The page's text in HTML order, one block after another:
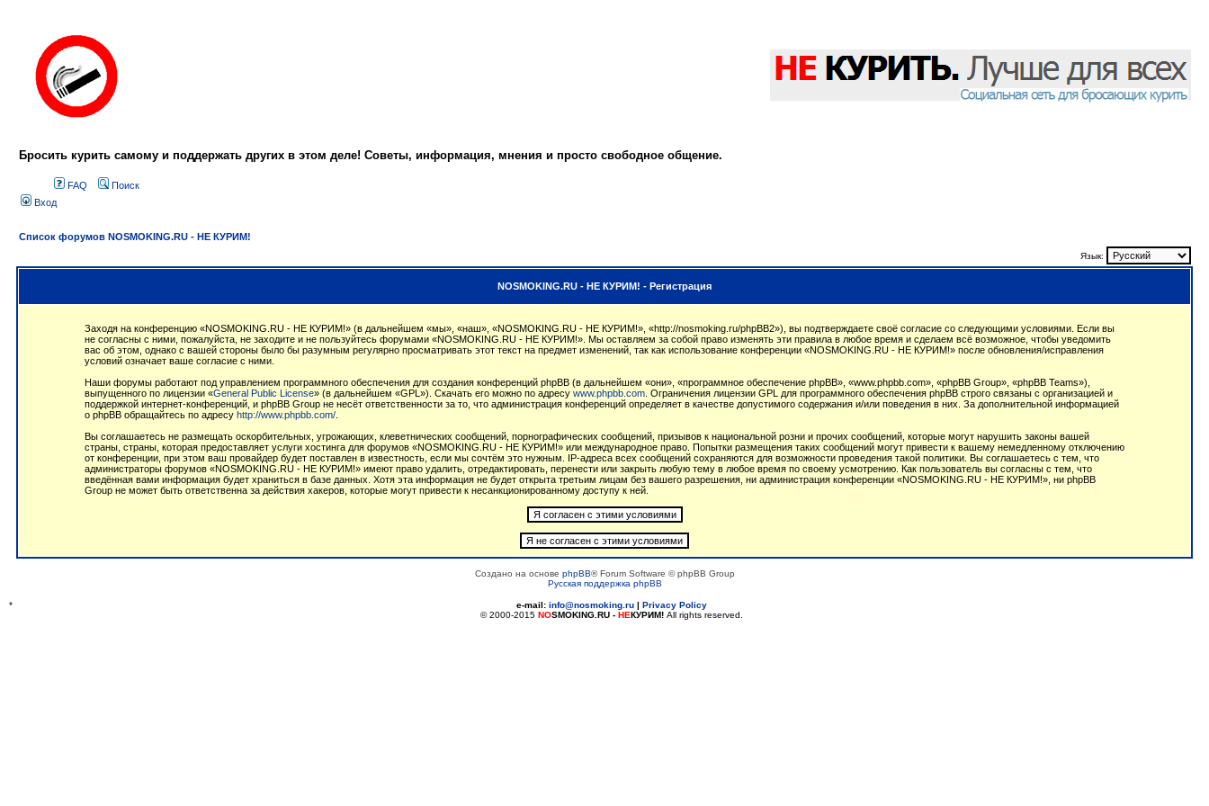
Бросить курить самому и поддержать других в этом деле! Советы, информация, мнения и просто свободное общение.
FAQ
Поиск
Вход
Список форумов NOSMOKING.RU - НЕ КУРИМ!
Язык:
NOSMOKING.RU - НЕ КУРИМ! - Регистрация
Заходя на конференцию «NOSMOKING.RU - НЕ КУРИМ!» (в дальнейшем «мы», «наш», «NOSMOKING.RU - НЕ КУРИМ!», «http://nosmoking.ru/phpBB2»), вы подтверждаете своё согласие со следующими условиями. Если вы
не согласны с ними, пожалуйста, не заходите и не пользуйтесь форумами «NOSMOKING.RU - НЕ КУРИМ!». Мы оставляем за собой право изменять эти правила в любое время и сделаем всё возможное, чтобы уведомить
вас об этом, однако с вашей стороны было бы разумным регулярно просматривать этот текст на предмет изменений, так как использование конференции «NOSMOKING.RU - НЕ КУРИМ!» после обновления/исправления
условий означает ваше согласие с ними.
Наши форумы работают под управлением программного обеспечения для создания конференций phpBB (в дальнейшем «они», «программное обеспечение phpBB», «www.phpbb.com», «phpBB Group», «phpBB Teams»),
выпущенного по лицензии «General Public License» (в дальнейшем «GPL»). Скачать его можно по адресу www.phpbb.com . Ограничения лицензии GPL для программного обеспечения phpBB строго связаны с организацией и
поддержкой интернет-конференций, и phpBB Group не несёт ответственности за то, что администрация конференций определяет в качестве допустимого содержания и/или поведения в них. За дополнительной информацией
о phpBB обращайтесь по адресу http://www.phpbb.com/
Вы соглашаетесь не размещать оскорбительных, угрожающих, клеветнических сообщений, порнографических сообщений, призывов к национальной розни и прочих сообщений, которые могут нарушить законы вашей
страны, страны, которая предоставляет услуги хостинга для форумов «NOSMOKING.RU - НЕ КУРИМ!» или международное право. Попытки размещения таких сообщений могут привести к вашему немедленному отключению
от конференции, при этом ваш провайдер будет поставлен в известность, если мы сочтём это нужным. IP-адреса всех сообщений сохраняются для возможности проведения такой политики. Вы соглашаетесь с тем, что
администраторы форумов «NOSMOKING.RU - НЕ КУРИМ!» имеют право удалить, отредактировать, перенести или закрыть любую тему в любое время по своему усмотрению. Как пользователь вы согласны с тем, что
введённая вами информация будет храниться в базе данных. Хотя эта информация не будет открыта третьим лицам без вашего разрешения, ни администрация конференции «NOSMOKING.RU - НЕ КУРИМ!», ни phpBB
Group не может быть ответственна за действия хакеров, которые могут привести к несанкционированному доступу к ней.
Создано на основе phpBB® Forum Software © phpBB Group
Русская поддержка phpBB
* e-mail: info@nosmoking.ru | Privacy Policy
© 2000-2015 NOSMOKING.RU - НЕКУРИМ! All rights reserved.